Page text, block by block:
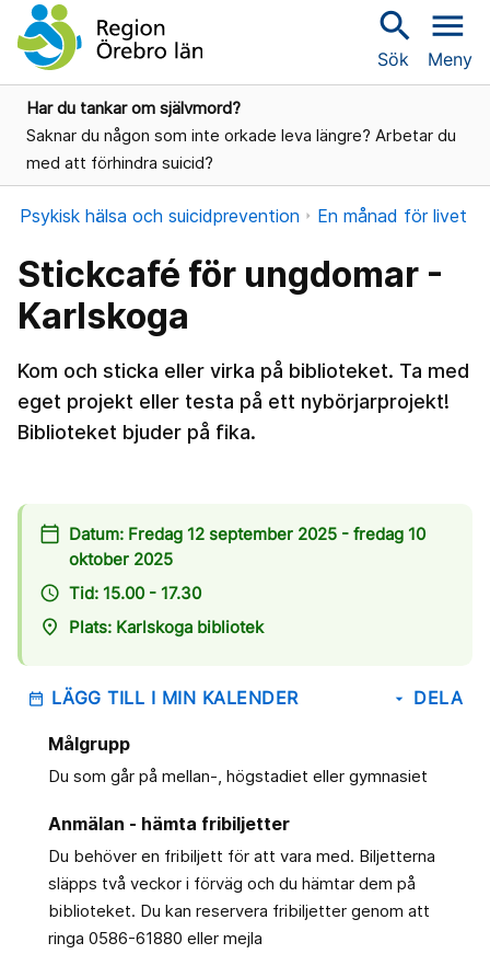
search
Sök
menu
Meny
Har du tankar om självmord?
Saknar du någon som inte orkade leva längre? Arbetar du
med att förhindra suicid?
Psykisk hälsa och suicidprevention En månad för livet
Stickcafé för ungdomar -
Karlskoga
Kom och sticka eller virka på biblioteket. Ta med
eget projekt eller testa på ett nybörjarprojekt!
Biblioteket bjuder på fika.
calendar_today Datum: Fredag 12 september 2025 - fredag 10
oktober 2025
access_time Tid: 15.00 - 17.30
place
Plats: Karlskoga bibliotek
date_range LÄGG TILL I MIN KALENDER arrow_drop_down DELA
Målgrupp
Du som går på mellan-, högstadiet eller gymnasiet
Anmälan - hämta fribiljetter
Du behöver en fribiljett för att vara med. Biljetterna
släpps två veckor i förväg och du hämtar dem på
biblioteket. Du kan reservera fribiljetter genom att
ringa 0586-61880 eller mejla